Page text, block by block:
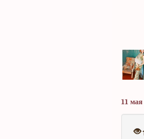
11 мая